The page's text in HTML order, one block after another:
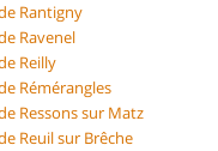
Rantigny
Ravenel
Reilly
Rémérangles
Ressons sur Matz
Reuil sur Brêche